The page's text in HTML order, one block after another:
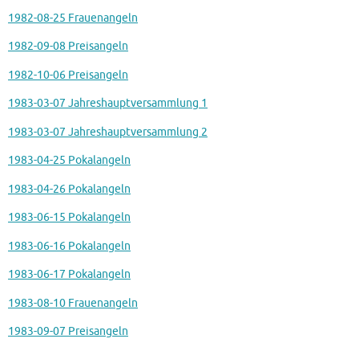
1982-08-25 Frauenangeln
1982-09-08 Preisangeln
1982-10-06 Preisangeln
1983-03-07 Jahreshauptversammlung 1
1983-03-07 Jahreshauptversammlung 2
1983-04-25 Pokalangeln
1983-04-26 Pokalangeln
1983-06-15 Pokalangeln
1983-06-16 Pokalangeln
1983-06-17 Pokalangeln
1983-08-10 Frauenangeln
1983-09-07 Preisangeln